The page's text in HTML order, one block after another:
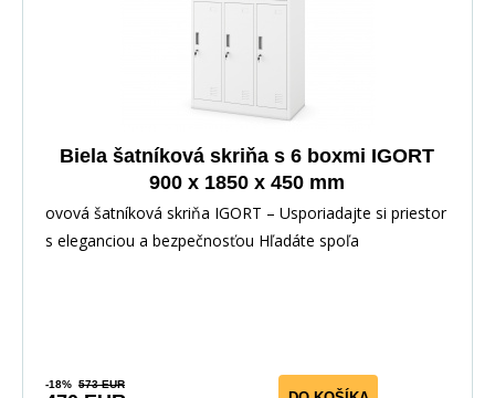
Biela šatníková skriňa s 6 boxmi IGORT
900 x 1850 x 450 mm
ovová šatníková skriňa IGORT – Usporiadajte si priestor
s eleganciou a bezpečnosťou Hľadáte spoľa
-18% 573 EUR